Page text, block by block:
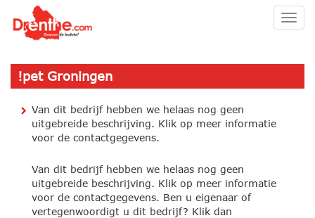
!pet Groningen
Van dit bedrijf hebben we helaas nog geen
uitgebreide beschrijving. Klik op meer informatie
voor de contactgegevens.
Van dit bedrijf hebben we helaas nog geen
uitgebreide beschrijving. Klik op meer informatie
voor de contactgegevens. Ben u eigenaar of
vertegenwoordigt u dit bedrijf? Klik dan